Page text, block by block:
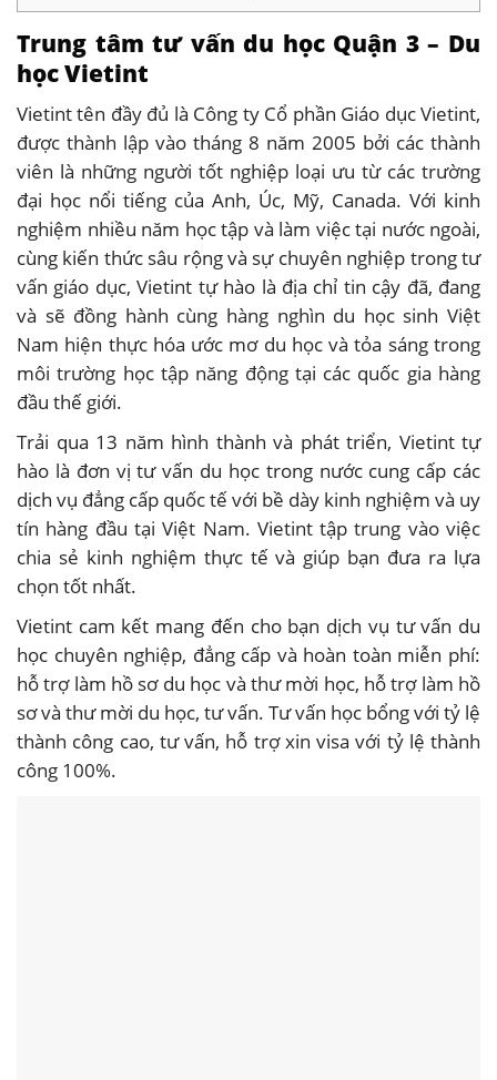
Trung tâm tư vấn du học Quận 3 – Du
học Vietint
Vietint tên đầy đủ là Công ty Cổ phần Giáo dục Vietint,
được thành lập vào tháng 8 năm 2005 bởi các thành
viên là những người tốt nghiệp loại ưu từ các trường
đại học nổi tiếng của Anh, Úc, Mỹ, Canada. Với kinh
nghiệm nhiều năm học tập và làm việc tại nước ngoài,
cùng kiến thức sâu rộng và sự chuyên nghiệp trong tư
vấn giáo dục, Vietint tự hào là địa chỉ tin cậy đã, đang
và sẽ đồng hành cùng hàng nghìn du học sinh Việt
Nam hiện thực hóa ước mơ du học và tỏa sáng trong
môi trường học tập năng động tại các quốc gia hàng
đầu thế giới.
Trải qua 13 năm hình thành và phát triển, Vietint tự
hào là đơn vị tư vấn du học trong nước cung cấp các
dịch vụ đẳng cấp quốc tế với bề dày kinh nghiệm và uy
tín hàng đầu tại Việt Nam. Vietint tập trung vào việc
chia sẻ kinh nghiệm thực tế và giúp bạn đưa ra lựa
chọn tốt nhất.
Vietint cam kết mang đến cho bạn dịch vụ tư vấn du
học chuyên nghiệp, đẳng cấp và hoàn toàn miễn phí:
hỗ trợ làm hồ sơ du học và thư mời học, hỗ trợ làm hồ
sơ và thư mời du học, tư vấn. Tư vấn học bổng với tỷ lệ
thành công cao, tư vấn, hỗ trợ xin visa với tỷ lệ thành
công 100%.